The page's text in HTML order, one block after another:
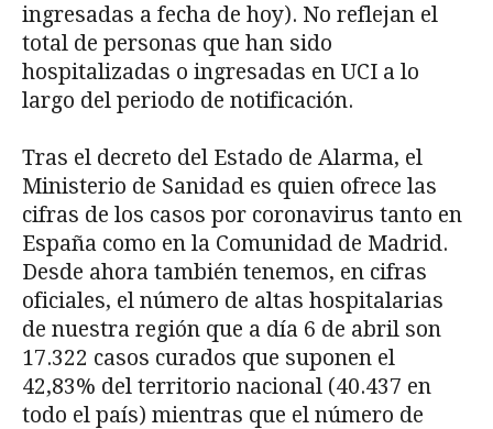
ingresadas a fecha de hoy). No reflejan el
total de personas que han sido
hospitalizadas o ingresadas en UCI a lo
largo del periodo de notificación.
Tras el decreto del Estado de Alarma, el
Ministerio de Sanidad es quien ofrece las
cifras de los casos por coronavirus tanto en
España como en la Comunidad de Madrid.
Desde ahora también tenemos, en cifras
oficiales, el número de altas hospitalarias
de nuestra región que a día 6 de abril son
17.322 casos curados que suponen el
42,83% del territorio nacional (40.437 en
todo el país) mientras que el número de